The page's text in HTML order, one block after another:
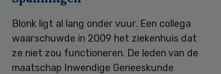
Blonk ligt al lang onder vuur. Een collega
waarschuwde in 2009 het ziekenhuis dat
ze niet zou functioneren. De leden van de
maatschap Inwendige Geneeskunde